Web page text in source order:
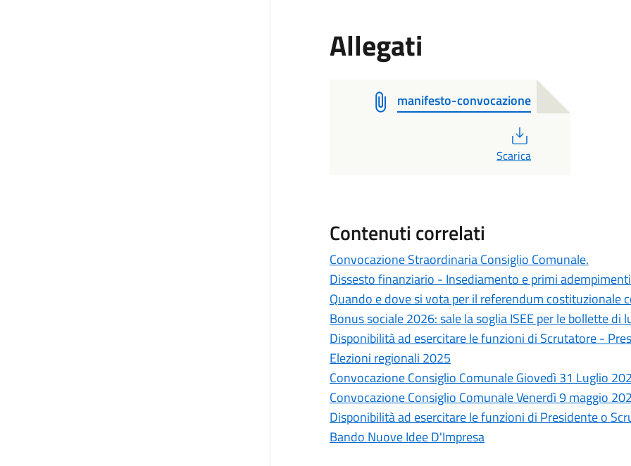
Allegati
manifesto-convocazione
Scarica
Contenuti correlati
Convocazione Straordinaria Consiglio Comunale.
Dissesto finanziario - Insediamento e primi
Quando e dove si vota per il referendum costituzionale
Bonus sociale 2026: sale la soglia ISEE per le bollette di
Disponibilità ad esercitare le funzioni di Scrutatore -
Elezioni regionali 2025
Convocazione Consiglio Comunale Giovedì 31 Luglio
Convocazione Consiglio Comunale Venerdì 9 maggio
Disponibilità ad esercitare le funzioni di Presidente o
Bando Nuove Idee D'Impresa